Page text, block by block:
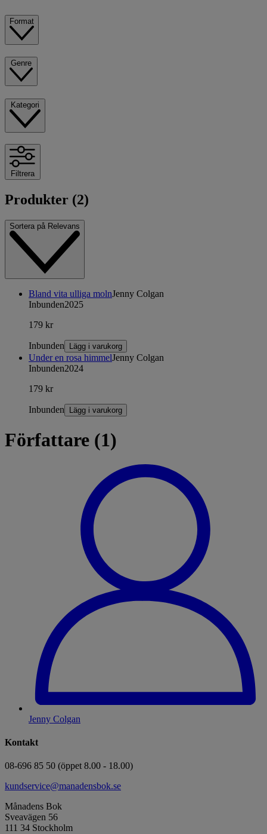
Format
Filtrera
Produkter (2)
Sortera på Relevans
Bland vita ulliga molnJenny Colgan
Inbunden2025
179 kr
Inbunden Lägg i varukorg
Under en rosa himmelJenny Colgan
Inbunden2024
179 kr
Inbunden Lägg i varukorg
Författare (1)
Jenny Colgan
Kontakt
08-696 85 50 (öppet 8.00 - 18.00)
kundservice@manadensbok.se
Månadens Bok
Sveavägen 56
111 34 Stockholm